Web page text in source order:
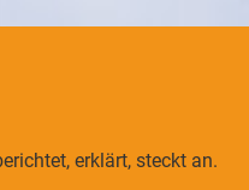
erklärt, steckt an.